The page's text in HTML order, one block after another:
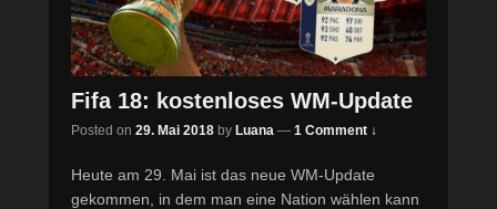
Fifa 18: kostenloses WM-Update
Posted on 29. Mai 2018 by Luana — 1 Comment ↓
Heute am 29. Mai ist das neue WM-Update
gekommen, in dem man eine Nation wählen kann